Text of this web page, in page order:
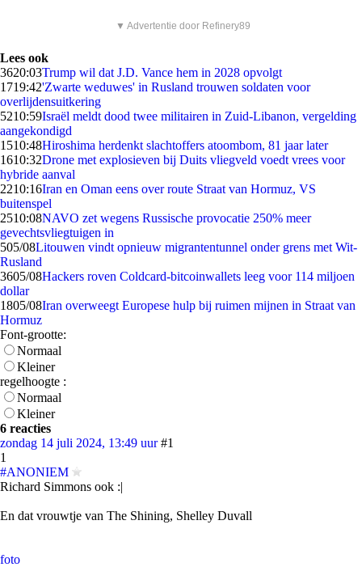
▼ Advertentie door Refinery89
Lees ook
3620:03Trump wil dat J.D. Vance hem in 2028 opvolgt
1719:42'Zwarte weduwes' in Rusland trouwen soldaten voor
overlijdensuitkering
5210:59Israël meldt dood twee militairen in Zuid-Libanon, vergelding
aangekondigd
1510:48Hiroshima herdenkt slachtoffers atoombom, 81 jaar later
1610:32Drone met explosieven bij Duits vliegveld voedt vrees voor
hybride aanval
2210:16Iran en Oman eens over route Straat van Hormuz, VS
buitenspel
2510:08NAVO zet wegens Russische provocatie 250% meer
gevechtsvliegtuigen in
505/08Litouwen vindt opnieuw migrantentunnel onder grens met Wit-
Rusland
3605/08Hackers roven Coldcard-bitcoinwallets leeg voor 114 miljoen
dollar
1805/08Iran overweegt Europese hulp bij ruimen mijnen in Straat van
Hormuz
Font-grootte:
Normaal
Kleiner
regelhoogte :
Normaal
Kleiner
6 reacties
zondag 14 juli 2024, 13:49 uur #1
1
#ANONIEM
Richard Simmons ook :|
En dat vrouwtje van The Shining, Shelley Duvall
foto